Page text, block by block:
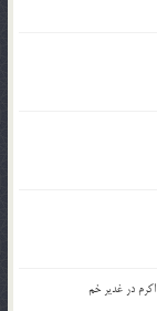
در غدیر خم